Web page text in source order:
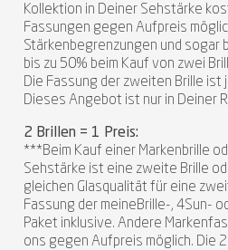
Kollektion in Deiner Sehstärke
Fassungen gegen Aufpreis
Stärkenbegrenzungen und sogar
bis zu 50% beim Kauf von zwei
Die Fassung der zweiten Brille
Dieses Angebot ist nur in Deiner
2 Brillen = 1 Preis:
***Beim Kauf einer Markenbrille
Sehstärke ist eine zweite Brille
gleichen Glasqualität für eine
Fassung der meineBrille-, 4Sun-
Paket inklusive. Andere
ons gegen Aufpreis möglich. Die